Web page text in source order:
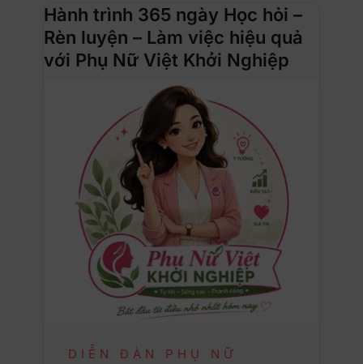
Hành trình 365 ngày Học hỏi –
Rèn luyện – Làm việc hiệu quả
với Phụ Nữ Việt Khởi Nghiệp
DIỄN ĐÀN PHỤ NỮ